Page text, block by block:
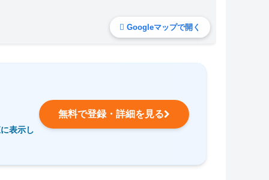
Googleマップで開く
表示し
無料で登録・詳細を見る